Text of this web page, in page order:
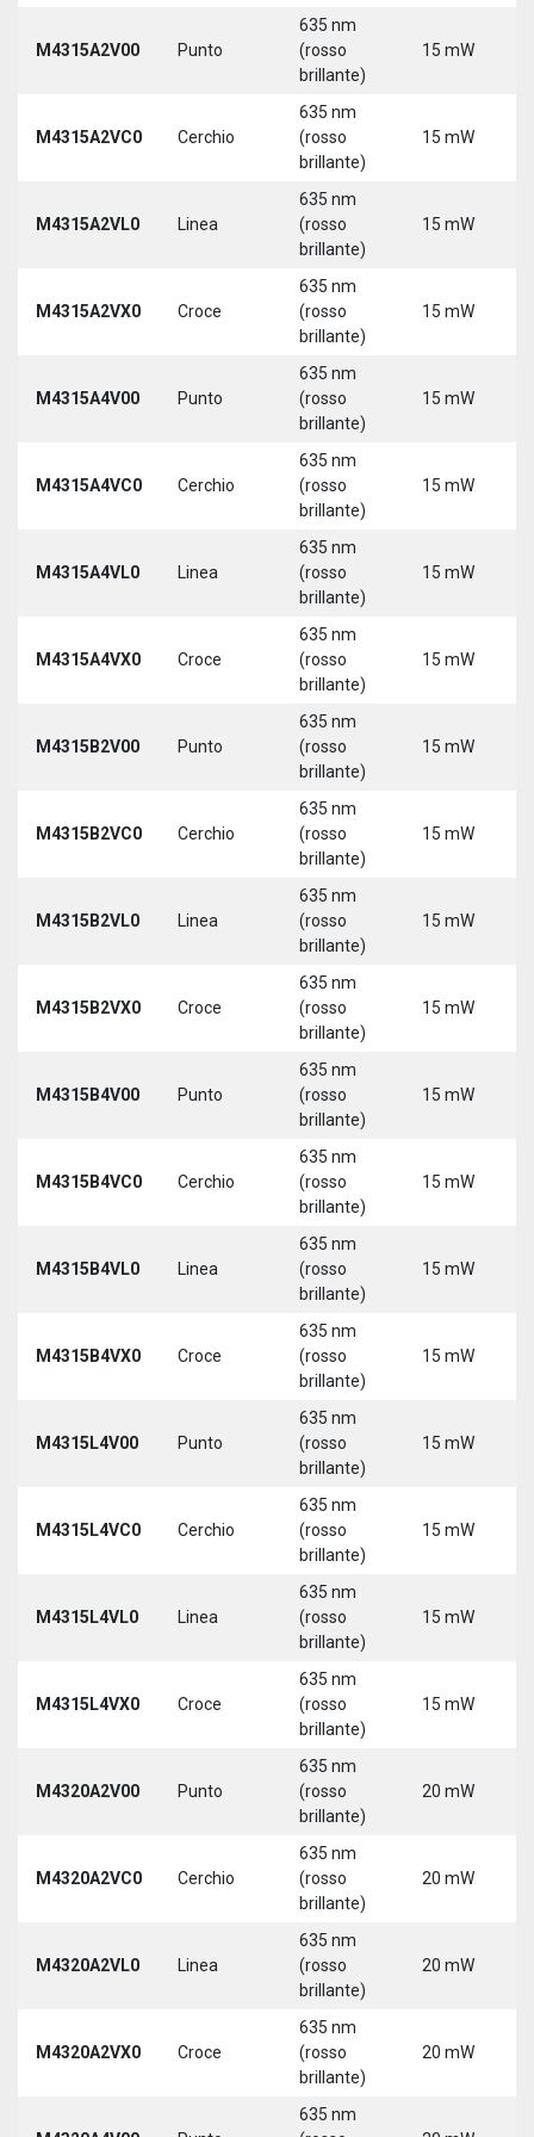
M4315A2V00 Punto
635 nm
(rosso
brillante)
15 mW
M4315A2VC0 Cerchio
635 nm
(rosso
brillante)
15 mW
M4315A2VL0 Linea
635 nm
(rosso
brillante)
15 mW
M4315A2VX0 Croce
635 nm
(rosso
brillante)
15 mW
M4315A4V00 Punto
635 nm
(rosso
brillante)
15 mW
M4315A4VC0 Cerchio
635 nm
(rosso
brillante)
15 mW
M4315A4VL0 Linea
635 nm
(rosso
brillante)
15 mW
M4315A4VX0 Croce
635 nm
(rosso
brillante)
15 mW
M4315B2V00 Punto
635 nm
(rosso
brillante)
15 mW
M4315B2VC0 Cerchio
635 nm
(rosso
brillante)
15 mW
M4315B2VL0 Linea
635 nm
(rosso
brillante)
15 mW
M4315B2VX0 Croce
635 nm
(rosso
brillante)
15 mW
M4315B4V00 Punto
635 nm
(rosso
brillante)
15 mW
M4315B4VC0 Cerchio
635 nm
(rosso
brillante)
15 mW
M4315B4VL0 Linea
635 nm
(rosso
brillante)
15 mW
M4315B4VX0 Croce
635 nm
(rosso
brillante)
15 mW
M4315L4V00 Punto
635 nm
(rosso
brillante)
15 mW
M4315L4VC0 Cerchio
635 nm
(rosso
brillante)
15 mW
M4315L4VL0 Linea
635 nm
(rosso
brillante)
15 mW
M4315L4VX0 Croce
635 nm
(rosso
brillante)
15 mW
M4320A2V00 Punto
635 nm
(rosso
brillante)
20 mW
M4320A2VC0 Cerchio
635 nm
(rosso
brillante)
20 mW
M4320A2VL0 Linea
635 nm
(rosso
brillante)
20 mW
M4320A2VX0 Croce
635 nm
(rosso
brillante)
20 mW
635 nm